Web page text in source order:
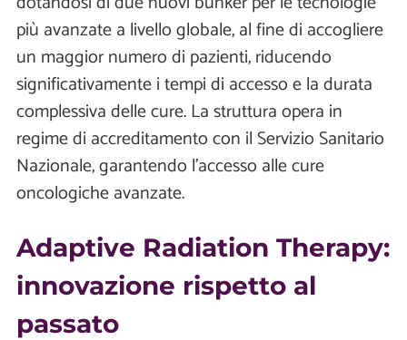
più avanzate a livello globale, al fine di accogliere
un maggior numero di pazienti, riducendo
significativamente i tempi di accesso e la durata
complessiva delle cure. La struttura opera in
regime di accreditamento con il Servizio Sanitario
Nazionale, garantendo l'accesso alle cure
oncologiche avanzate.
Adaptive Radiation Therapy:
innovazione rispetto al
passato